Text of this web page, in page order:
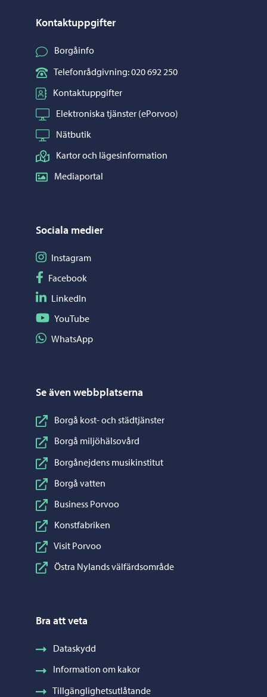
Kontaktuppgifter
Borgåinfo
Telefonrådgivning: 020 692 250
Kontaktuppgifter
Elektroniska tjänster (ePorvoo)
Nätbutik
Kartor och lägesinformation
Mediaportal
Sociala medier
Följ på Instagram
Instagram
Följ på Facebook
Facebook
Följ på LinkedIn
LinkedIn
Följ på YouTube
YouTube
Dela på WhatsApp
WhatsApp
Se även webbplatserna
Borgå kost- och städtjänster
Borgå miljöhälsovård
Borgånejdens musikinstitut
Borgå vatten
Business Porvoo
Konstfabriken
Visit Porvoo
Östra Nylands välfärdsområde
Bra att veta
Dataskydd
Information om kakor
Tillgänglighetsutlåtande